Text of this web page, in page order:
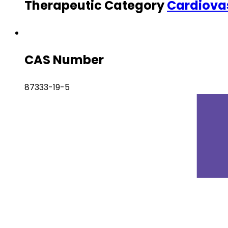
Therapeutic Category
CAS Number
87333-19-5